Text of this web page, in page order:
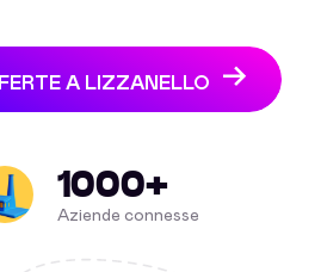
A LIZZANELLO
1000+
Aziende connesse